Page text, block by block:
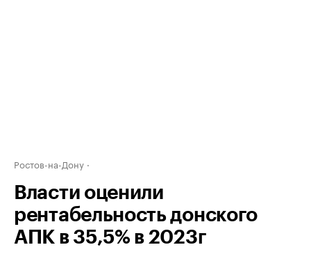
Ростов-на-Дону
Власти оценили
рентабельность донского
АПК в 35,5% в 2023г